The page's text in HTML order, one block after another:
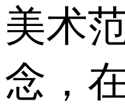
美术
念，